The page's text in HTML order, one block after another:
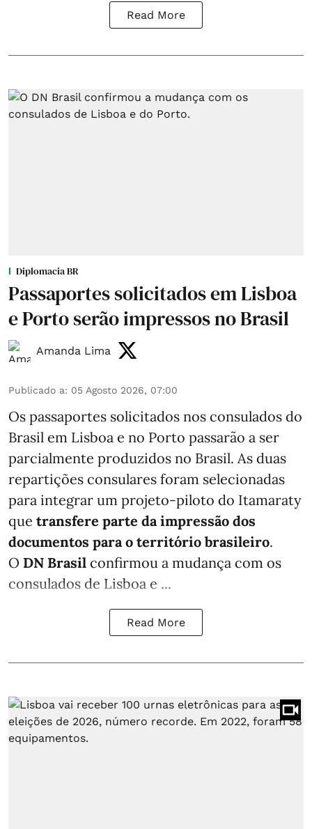
Read More
Diplomacia BR
Passaportes solicitados em Lisboa
e Porto serão impressos no Brasil
Amanda Lima
Publicado a: 05 Agosto 2026, 07:00
Os passaportes solicitados nos consulados do
Brasil em Lisboa e no Porto passarão a ser
parcialmente produzidos no Brasil. As duas
repartições consulares foram selecionadas
para integrar um projeto-piloto do Itamaraty
que transfere parte da impressão dos
documentos para o território brasileiro.
O DN Brasil confirmou a mudança com os
consulados de Lisboa e ...
Read More